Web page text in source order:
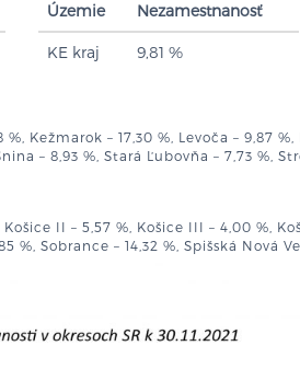
Územie Nezamestnanosť
KE kraj 9,81 %
Kežmarok – 17,30 %, Levoča – 9,87
– 8,93 %, Stará Ľubovňa – 7,73 %,
II – 5,57 %, Košice III – 4,00 %,
%, Sobrance – 14,32 %, Spišská Nová